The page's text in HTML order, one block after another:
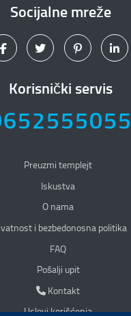
Socijalne mreže
Korisnički servis
Preuzmi templejt
Iskustva
O nama
i bezbedonosna politika
i bezbedonosna politika
FAQ
Pošalji upit
Kontakt
Kontakt
Uslovi korišćenja